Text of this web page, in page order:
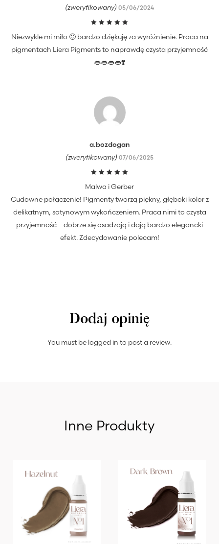
(zweryfikowany) 05/06/2024
5 na 5
Niezwykle mi miło 🙂 bardzo dziękuję za wyróżnienie. Praca na
pigmentach Liera Pigments to naprawdę czysta przyjemność
👄👄👄👄❣️
a.bozdogan
(zweryfikowany) 07/06/2025
5na 5
Malwa i Gerber
Cudowne połączenie! Pigmenty tworzą piękny, głęboki kolor z
delikatnym, satynowym wykończeniem. Praca nimi to czysta
przyjemność – dobrze się osadzają i dają bardzo elegancki
efekt. Zdecydowanie polecam!
Dodaj opinię
You must be logged in to post a review.
Inne Produkty